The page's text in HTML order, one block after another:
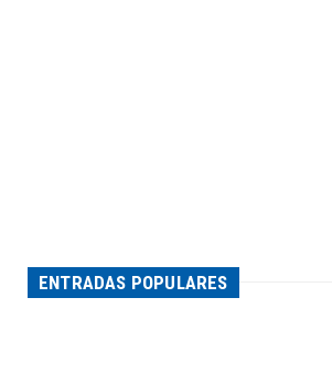
ENTRADAS POPULARES